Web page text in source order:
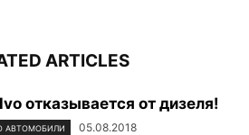
ARTICLES
отказывается от дизеля!
АВТОМОБИЛИ 05.08.2018